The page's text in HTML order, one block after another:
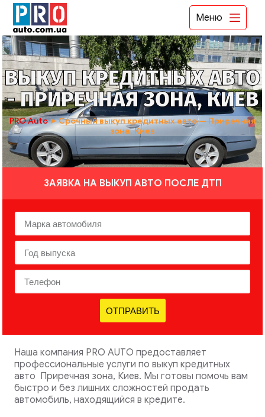
Меню
ВЫКУП КРЕДИТНЫХ АВТО
- ПРИРЕЧНАЯ ЗОНА, КИЕВ
PRO Auto➤Срочный выкуп кредитных авто — Приречная
зона, Киев
ЗАЯВКА НА ВЫКУП АВТО ПОСЛЕ ДТП
ОТПРАВИТЬ
Наша компания PRO AUTO предоставляет
профессиональные услуги по выкуп кредитных
авто Приречная зона, Киев. Мы готовы помочь вам
быстро и без лишних сложностей продать
автомобиль, находящийся в кредите.